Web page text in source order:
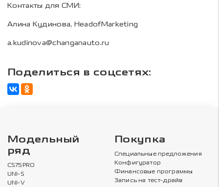
Контакты для СМИ:
Алина Кудинова, HeadofMarketing
a.kudinova@changanauto.ru
Поделиться в соцсетях:
Модельный
ряд
CS75PRO
UNI-S
UNI-V
Покупка
Специальные предложения
Конфигуратор
Финансовые программы
Запись на тест-драйв